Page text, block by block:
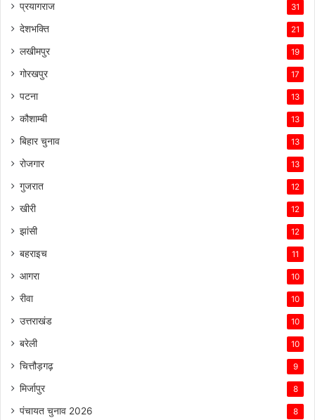
प्रयागराज 31
देशभक्ति 21
लखीमपुर 19
गोरखपुर 17
पटना 13
कौशाम्बी 13
बिहार चुनाव 13
रोजगार 13
गुजरात 12
खीरी 12
झांसी 12
बहराइच 11
आगरा 10
रीवा 10
उत्तराखंड 10
बरेली 10
चित्तौड़गढ़ 9
मिर्जापुर 8
पंचायत चुनाव 2026 8